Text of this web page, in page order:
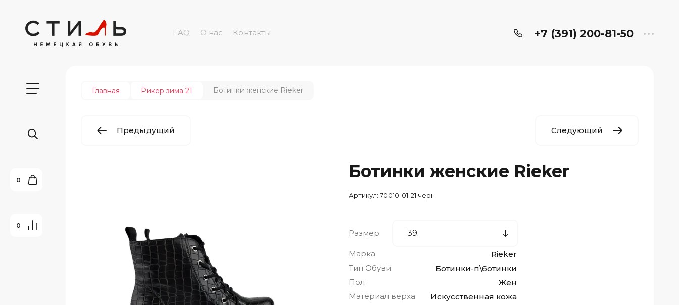
0
0
FAQ О нас Контакты +7 (391) 200-81-50
Главная Рикер зима 21 Ботинки женские Rieker
Предыдущий Следующий
Ботинки женские Rieker
Артикул: 70010-01-21 черн
Размер
Марка
Rieker
Тип Обуви
Ботинки-п\ботинки
Пол
Жен
Материал верха
Искусственная кожа